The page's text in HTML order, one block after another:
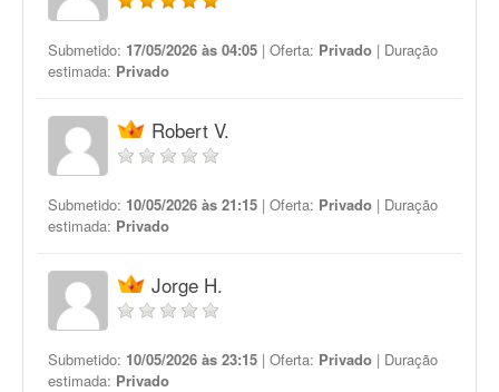
Submetido: 17/05/2026 às 04:05 | Oferta: Privado | Duração
estimada: Privado
Robert V.
Submetido: 10/05/2026 às 21:15 | Oferta: Privado | Duração
estimada: Privado
Jorge H.
Submetido: 10/05/2026 às 23:15 | Oferta: Privado | Duração
estimada: Privado